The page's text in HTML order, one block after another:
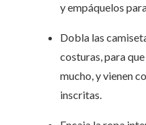
y empáquelos
Dobla las
costuras, para
mucho, y vienen
inscritas.